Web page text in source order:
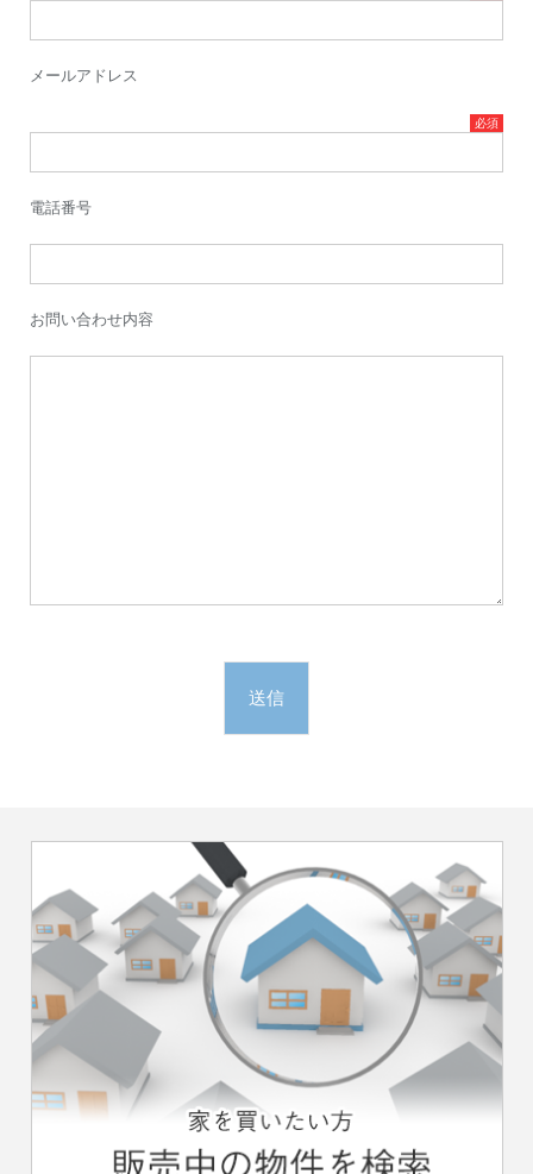
メールアドレス
電話番号
お問い合わせ内容